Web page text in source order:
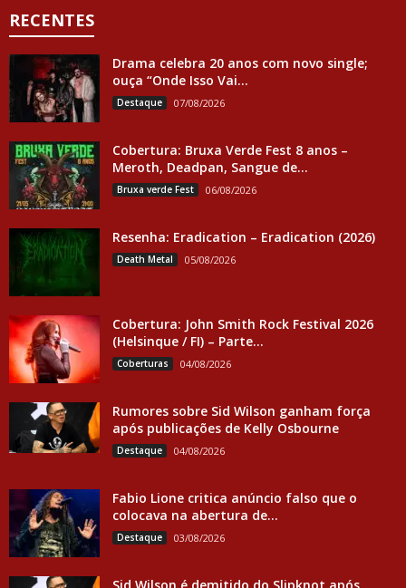
RECENTES
Drama celebra 20 anos com novo single;
ouça “Onde Isso Vai...
Destaque 07/08/2026
Cobertura: Bruxa Verde Fest 8 anos –
Meroth, Deadpan, Sangue de...
Bruxa verde Fest 06/08/2026
Resenha: Eradication – Eradication (2026)
Death Metal 05/08/2026
Cobertura: John Smith Rock Festival 2026
(Helsinque / FI) – Parte...
Coberturas 04/08/2026
Rumores sobre Sid Wilson ganham força
após publicações de Kelly Osbourne
Destaque 04/08/2026
Fabio Lione critica anúncio falso que o
colocava na abertura de...
Destaque 03/08/2026
Sid Wilson é demitido do Slipknot após